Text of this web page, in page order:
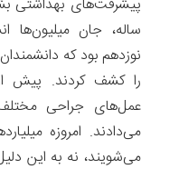
ساله، جان
نوزدهم بود که
را کشف کردند. پیش
عمل‌های جراحی
می‌دادند. امروزه
می‌شویند، نه به این